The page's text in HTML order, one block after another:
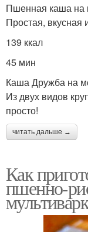
Пшенная каша на
Простая, вкусная
139 ккал
45 мин
Каша Дружба на
Из двух видов
просто!
читать дальше →
Как
пшенно-